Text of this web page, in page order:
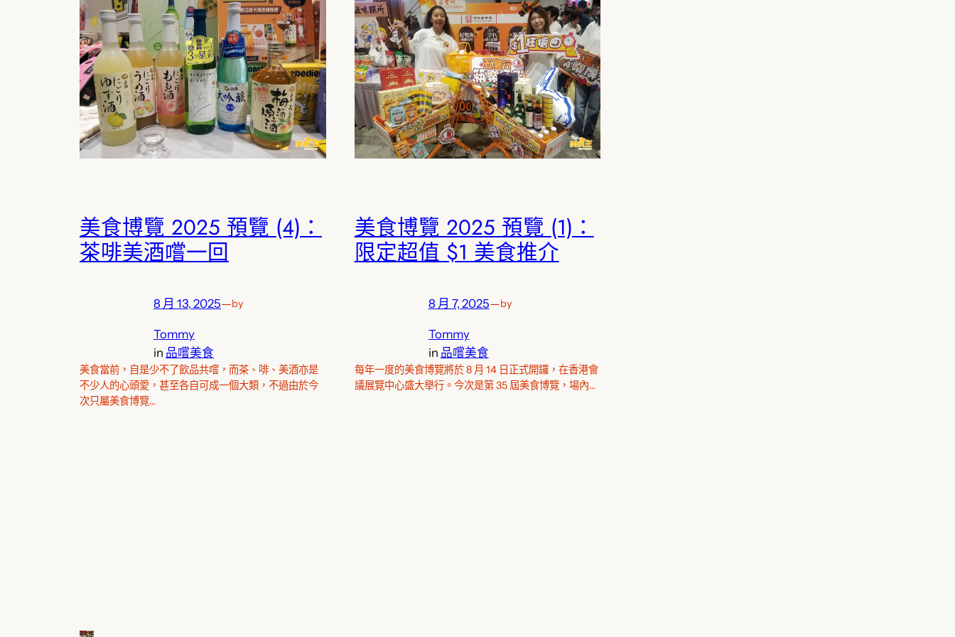
美食博覽 2025 預覽 (4)：
茶啡美酒嚐一回
8 月 13, 2025—by
Tommy
in 品嚐美食
美食當前，自是少不了飲品共嚐，而茶、啡、美酒亦是
不少人的心頭愛，甚至各自可成一個大類，不過由於今
次只屬美食博覽…
美食博覽 2025 預覽 (1)：
限定超值 $1 美食推介
8 月 7, 2025—by
Tommy
in 品嚐美食
每年一度的美食博覽將於 8 月 14 日正式開鑼，在香港會
議展覽中心盛大舉行。今次是第 35 屆美食博覽，場內…